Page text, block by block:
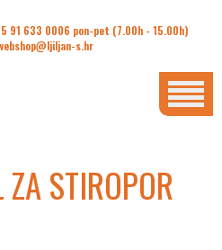
91 633 0006 pon-pet (7.00h - 15.00h)
s.hr
STIROPOR